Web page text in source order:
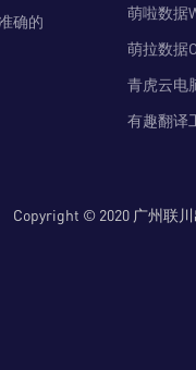
确的
萌啦数据
萌拉数据
青虎云电
有趣翻译
Copyright © 2020 广州联